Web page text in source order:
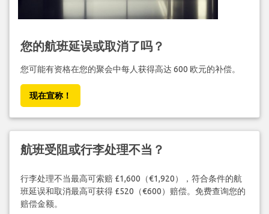
您的航班延误或取消了吗？
您可能有资格在您的聚会中每人获得高达 600 欧元的补偿。
现在宣称！
航班受阻或行李处理不当？
行李处理不当最高可索赔 £1,600（€1,920），符合条件的航
班延误和取消最高可获得 £520（€600）赔偿。免费查询您的
赔偿金额。